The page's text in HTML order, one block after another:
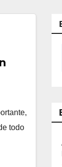
todo